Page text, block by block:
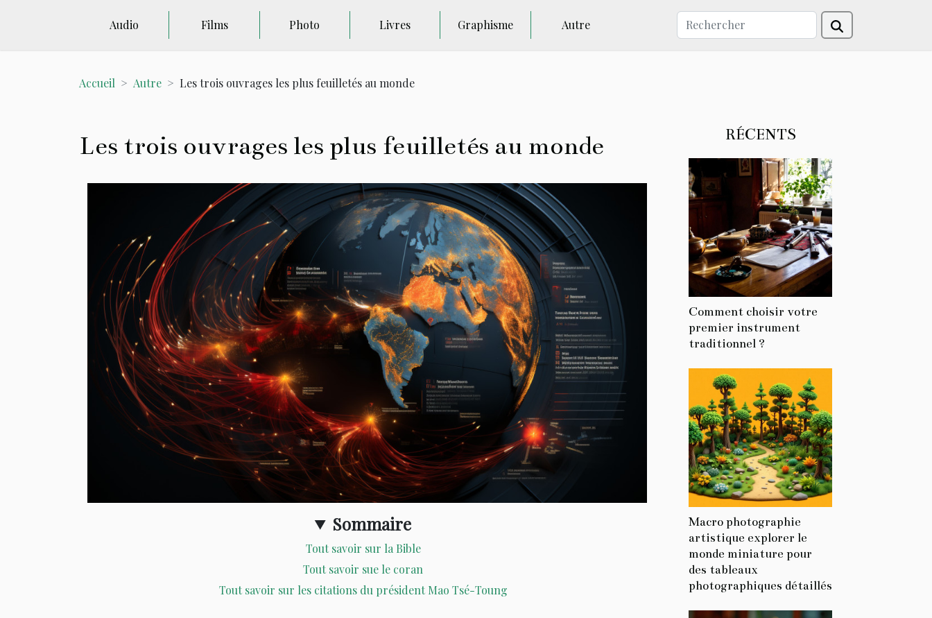
Audio Films Photo Livres Graphisme Autre
Accueil Autre Les trois ouvrages les plus feuilletés au monde
Les trois ouvrages les plus feuilletés au monde
Sommaire
Tout savoir sur la Bible
Tout savoir sue le coran
Tout savoir sur les citations du président Mao Tsé-Toung
RÉCENTS
Comment choisir votre
premier instrument
traditionnel ?
Macro photographie
artistique explorer le
monde miniature pour
des tableaux
photographiques détaillés